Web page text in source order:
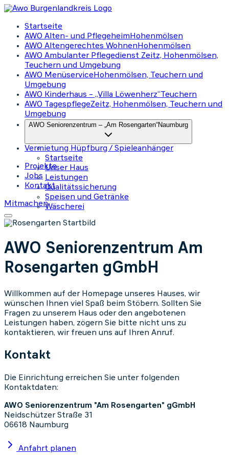
Startseite
AWO Alten- und Pflegeheim Hohenmölsen
AWO Altengerechtes Wohnen Hohenmölsen
AWO Ambulanter Pflegedienst Zeitz, Hohenmölsen,
Teuchern und Umgebung
AWO MenüserviceHohenmölsen, Teuchern und
Umgebung
AWO Kinderhaus – „Villa Löwenherz“Teuchern
AWO TagespflegeZeitz, Hohenmölsen, Teuchern und
Umgebung
AWO Seniorenzentrum – „Am Rosengarten“Naumburg
Startseite
Unser Haus
Leistungen
Qualitätssicherung
Speisen und Getränke
Wäscherei
Vermietung Hüpfburg / Spieleanhänger
Projekte
Jobs
Kontakt
Mitmachen
AWO Seniorenzentrum Am
Rosengarten gGmbH
Willkommen auf der Homepage unseres Hauses, wir
wünschen Ihnen viel Spaß beim Stöbern. Sollten Sie
Fragen zu unserem Haus oder den angebotenen
Leistungen haben, zögern Sie bitte nicht uns zu
kontaktieren, wir freuen uns auf Ihren Anruf.
Kontakt
Die Einrichtung erreichen Sie unter folgenden
Kontaktdaten:
AWO Seniorenzentrum "Am Rosengarten" gGmbH
Neidschützer Straße 31
06618 Naumburg
Anfahrt planen